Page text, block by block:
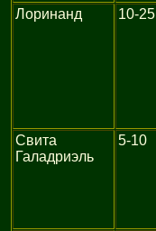
Лоринанд
10-25
Свита
Галадриэль
5-10